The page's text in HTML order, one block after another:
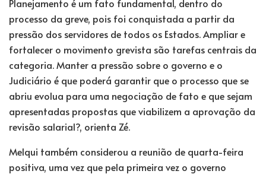
Planejamento é um fato fundamental, dentro do
processo da greve, pois foi conquistada a partir da
pressão dos servidores de todos os Estados. Ampliar e
fortalecer o movimento grevista são tarefas centrais da
categoria. Manter a pressão sobre o governo e o
Judiciário é que poderá garantir que o processo que se
abriu evolua para uma negociação de fato e que sejam
apresentadas propostas que viabilizem a aprovação da
revisão salarial?, orienta Zé.
Melqui também considerou a reunião de quarta-feira
positiva, uma vez que pela primeira vez o governo